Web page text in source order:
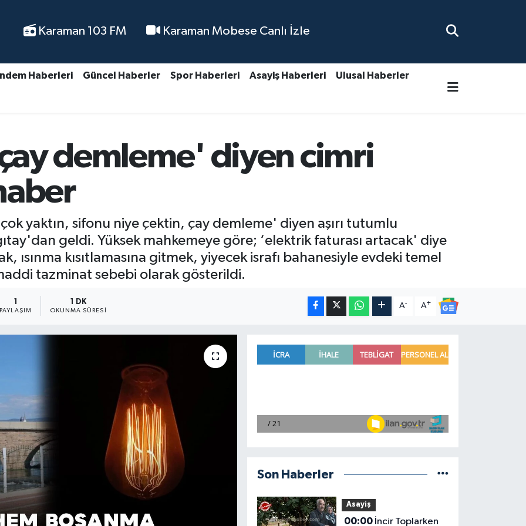
Karaman 103 FM Karaman Mobese Canlı İzle
Haberleri Güncel Haberler Spor Haberleri Asayiş Haberleri Ulusal Haberler
çay demleme' diyen cimri
çok yaktın, sifonu niye çektin, çay demleme' diyen aşırı tutumlu
geldi. Yüksek mahkemeye göre; ‘elektrik faturası artacak' diye
ısınma kısıtlamasına gitmek, yiyecek israfı bahanesiyle evdeki temel
tazminat sebebi olarak gösterildi.
1
PAYLAŞIM
1 DK
OKUNMA SÜRESI
A- A+
Son Haberler
Asayiş
00:00İncir Toplarken